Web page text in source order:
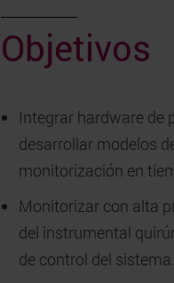
Objetivos
Integrar hardware de
desarrollar modelos
monitorización en
Monitorizar con alta
del instrumental
de control del sistema.